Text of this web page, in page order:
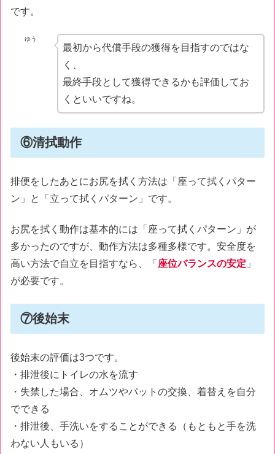
です。
ゆう
最初から代償手段の獲得を目指すのではな
く、
最終手段として獲得できるかも評価してお
くといいですね。
⑥清拭動作
排便をしたあとにお尻を拭く方法は「座って拭くパター
ン」と「立って拭くパターン」です。
お尻を拭く動作は基本的には「座って拭くパターン」が
多かったのですが、動作方法は多種多様です。安全度を
高い方法で自立を目指すなら、「 座位バランスの安定 」
が必要です。
⑦後始末
後始末の評価は3つです。
・排泄後にトイレの水を流す
・失禁した場合、オムツやパットの交換、着替えを自分
でできる
・排泄後、手洗いをすることができる（もともと手を洗
わない人もいる）